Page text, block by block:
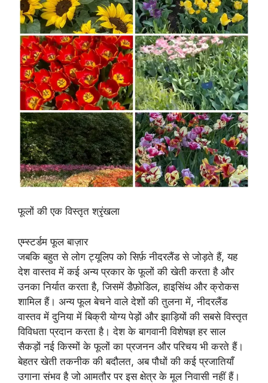
फूलों की एक विस्तृत श्रृंखला
एम्स्टर्डम फूल बाज़ार
जबकि बहुत से लोग ट्यूलिप को सिर्फ़ नीदरलैंड से जोड़ते हैं, यह
देश वास्तव में कई अन्य प्रकार के फूलों की खेती करता है और
उनका निर्यात करता है, जिसमें डैफ़ोडिल, हाइसिंथ और क्रोकस
शामिल हैं। अन्य फूल बेचने वाले देशों की तुलना में, नीदरलैंड
वास्तव में दुनिया में बिक्री योग्य पेड़ों और झाड़ियों की सबसे विस्तृत
विविधता प्रदान करता है। देश के बागवानी विशेषज्ञ हर साल
सैकड़ों नई किस्मों के फूलों का प्रजनन और परिचय भी करते हैं।
बेहतर खेती तकनीक की बदौलत, अब पौधों की कई प्रजातियाँ
उगाना संभव है जो आमतौर पर इस क्षेत्र के मूल निवासी नहीं हैं।